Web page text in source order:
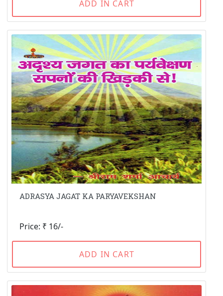
ADD IN CART
ADRASYA JAGAT KA PARYAVEKSHAN
Price: ₹ 16/-
ADD IN CART